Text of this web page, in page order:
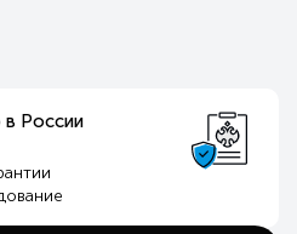
России